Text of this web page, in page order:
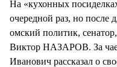
На «кухонных
очередной раз, но после
омский политик,
Виктор НАЗАРОВ. За
Иванович рассказал о